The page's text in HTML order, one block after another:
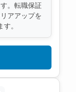
。転職保証
アアップを
。